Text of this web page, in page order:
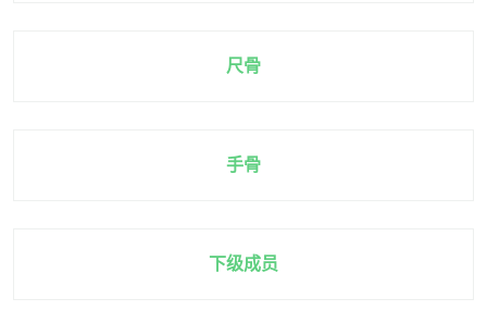
尺骨
手骨
下级成员